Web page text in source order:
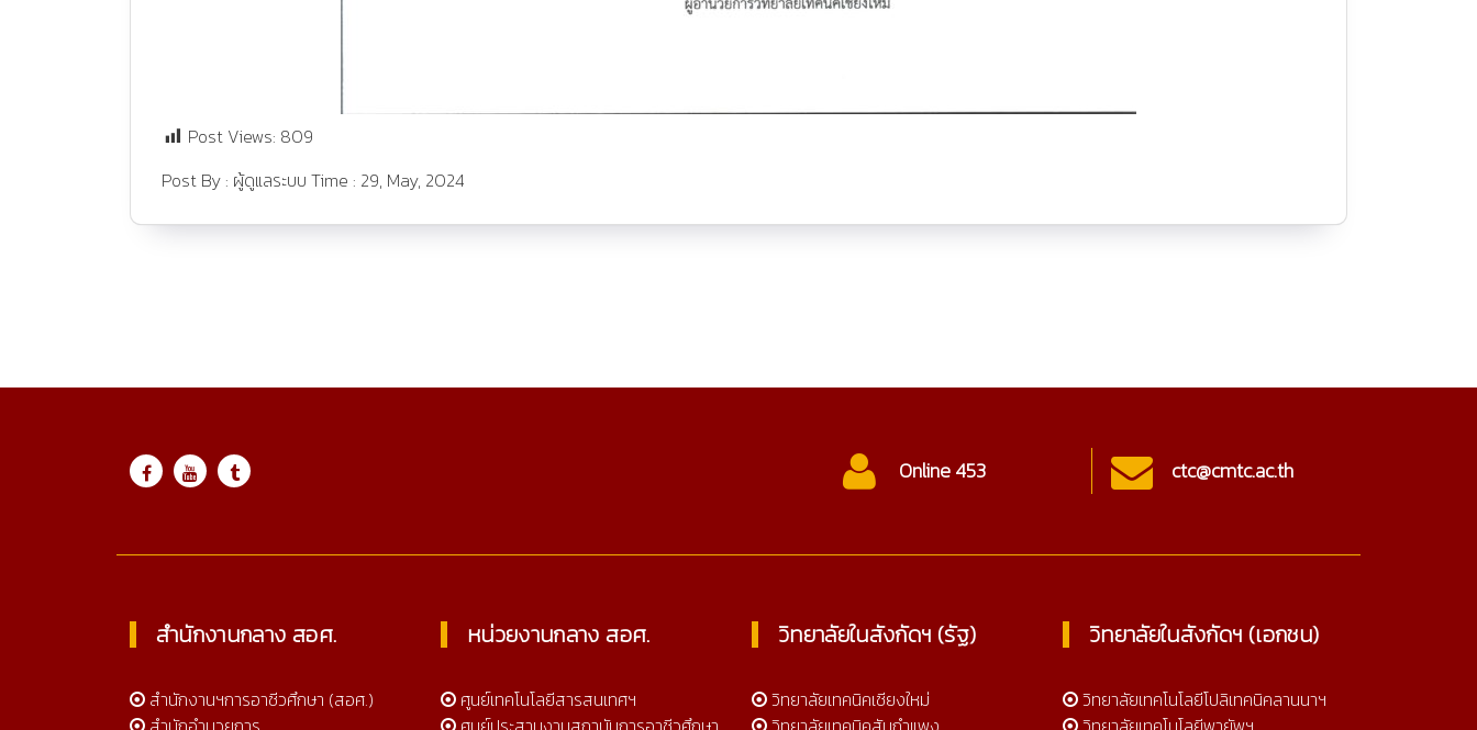
Post Views: 809
Post By : ผู้ดูแลระบบ Time : 29, May, 2024
Online 453 ctc@cmtc.ac.th Online 453
สำนักงานกลาง สอศ.
สำนักงานฯการอาชีวศึกษา (สอศ.)
หน่วยงานกลาง สอศ.
ศูนย์เทคโนโลยีสารสนเทศฯ
วิทยาลัยในสังกัดฯ (รัฐ)
วิทยาลัยเทคนิคเชียงใหม่
วิทยาลัยในสังกัดฯ (เอกชน)
วิทยาลัยเทคโนโลยีโปลิเทคนิคลานนาฯ